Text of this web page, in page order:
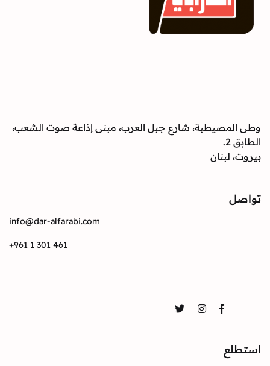
وطى المصيطبة، شارع جبل العرب، مبنى إذاعة صوت الشعب،
الطابق 2.
بيروت، لبنان
تواصل
info@dar-alfarabi.com
+961 1 301 461
Facebook
Instagram
Twitter
استطلع